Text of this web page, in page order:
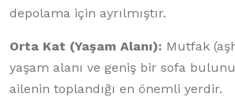
depolama için ayrılmıştır.
Orta Kat (Yaşam Alanı): Mutfak
yaşam alanı ve geniş bir sofa
ailenin toplandığı en önemli yerdir.